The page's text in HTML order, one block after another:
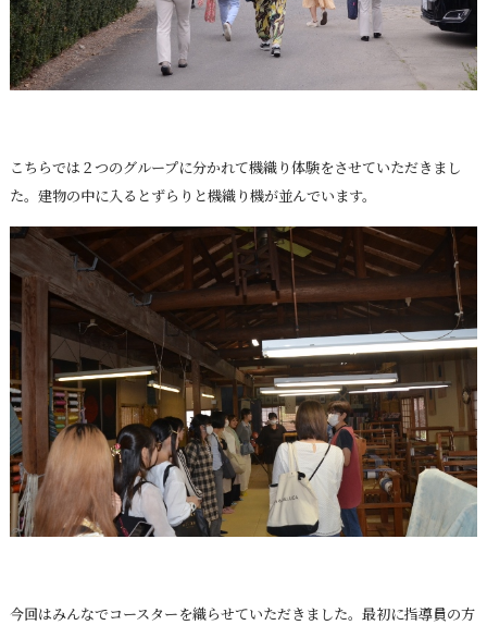
こちらでは２つのグループに分かれて機織り体験をさせていただきまし
た。建物の中に入るとずらりと機織り機が並んでいます。
今回はみんなでコースターを織らせていただきました。最初に指導員の方